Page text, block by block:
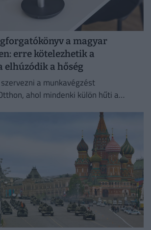
a magyar
erre kötelezhetik a
elhúzódik a hőség
a munkavégzést
ahol mindenki külön hűti a
a hűtés központilag működik.